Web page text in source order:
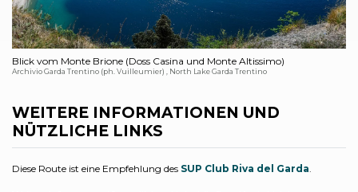
Blick vom Monte Brione (Doss Casina und Monte Altissimo)
Archivio Garda Trentino (ph. Vuilleumier) , North Lake Garda Trentino
WEITERE INFORMATIONEN UND
NÜTZLICHE LINKS
Diese Route ist eine Empfehlung des SUP Club Riva del Garda.